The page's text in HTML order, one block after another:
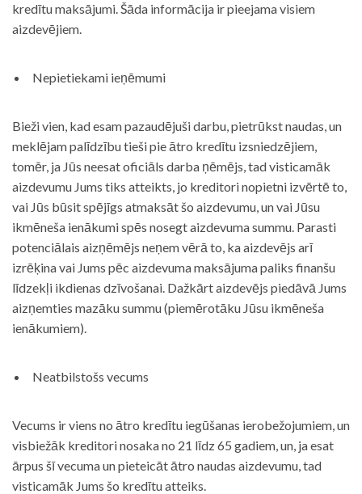
kredītu maksājumi. Šāda informācija ir pieejama visiem
aizdevējiem.
Nepietiekami ieņēmumi
Bieži vien, kad esam pazaudējuši darbu, pietrūkst naudas, un
meklējam palīdzību tieši pie ātro kredītu izsniedzējiem,
tomēr, ja Jūs neesat oficiāls darba ņēmējs, tad visticamāk
aizdevumu Jums tiks atteikts, jo kreditori nopietni izvērtē to,
vai Jūs būsit spējīgs atmaksāt šo aizdevumu, un vai Jūsu
ikmēneša ienākumi spēs nosegt aizdevuma summu. Parasti
potenciālais aizņēmējs neņem vērā to, ka aizdevējs arī
izrēķina vai Jums pēc aizdevuma maksājuma paliks finanšu
līdzekļi ikdienas dzīvošanai. Dažkārt aizdevējs piedāvā Jums
aizņemties mazāku summu (piemērotāku Jūsu ikmēneša
ienākumiem).
Neatbilstošs vecums
Vecums ir viens no ātro kredītu iegūšanas ierobežojumiem, un
visbiežāk kreditori nosaka no 21 līdz 65 gadiem, un, ja esat
ārpus šī vecuma un pieteicāt ātro naudas aizdevumu, tad
visticamāk Jums šo kredītu atteiks.